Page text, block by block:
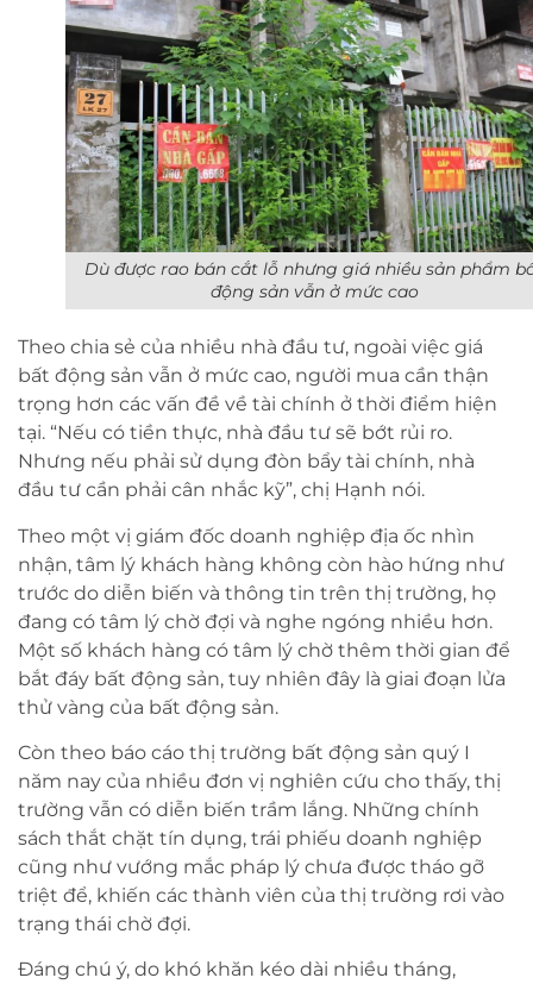
Dù được rao bán cắt lỗ nhưng giá nhiều sản phẩm
động sản vẫn ở mức cao
Theo chia sẻ của nhiều nhà đầu tư, ngoài việc giá
bất động sản vẫn ở mức cao, người mua cần thận
trọng hơn các vấn đề về tài chính ở thời điểm hiện
tại. “Nếu có tiền thực, nhà đầu tư sẽ bớt rủi ro.
Nhưng nếu phải sử dụng đòn bẩy tài chính, nhà
đầu tư cần phải cân nhắc kỹ”, chị Hạnh nói.
Theo một vị giám đốc doanh nghiệp địa ốc nhìn
nhận, tâm lý khách hàng không còn hào hứng như
trước do diễn biến và thông tin trên thị trường, họ
đang có tâm lý chờ đợi và nghe ngóng nhiều hơn.
Một số khách hàng có tâm lý chờ thêm thời gian để
bắt đáy bất động sản, tuy nhiên đây là giai đoạn lửa
thử vàng của bất động sản.
Còn theo báo cáo thị trường bất động sản quý I
năm nay của nhiều đơn vị nghiên cứu cho thấy, thị
trường vẫn có diễn biến trầm lắng. Những chính
sách thắt chặt tín dụng, trái phiếu doanh nghiệp
cũng như vướng mắc pháp lý chưa được tháo gỡ
triệt để, khiến các thành viên của thị trường rơi vào
trạng thái chờ đợi.
Đáng chú ý, do khó khăn kéo dài nhiều tháng,